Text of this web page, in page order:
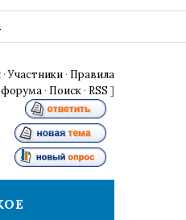
·Участники · Правила
форума · Поиск · RSS ]